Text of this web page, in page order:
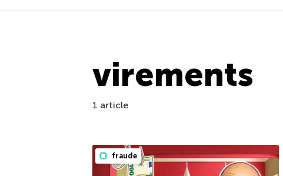
virements
1 article
fraude